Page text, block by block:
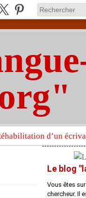
Le blog
Vous êtes
chercheur. Il